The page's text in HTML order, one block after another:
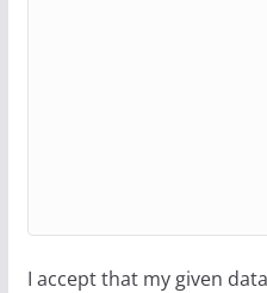
I accept that my given